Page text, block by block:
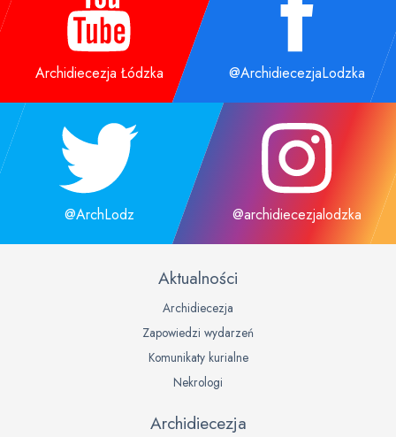
Archidiecezja Łódzka @ArchidiecezjaLodzka
@ArchLodz @archidiecezjalodzka
Aktualności
Archidiecezja
Zapowiedzi wydarzeń
Komunikaty kurialne
Nekrologi
Archidiecezja